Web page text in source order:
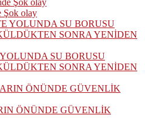
Şok olay
SU BORUSU
SONRA YENİDEN
ÖNÜNDE GÜVENLİK